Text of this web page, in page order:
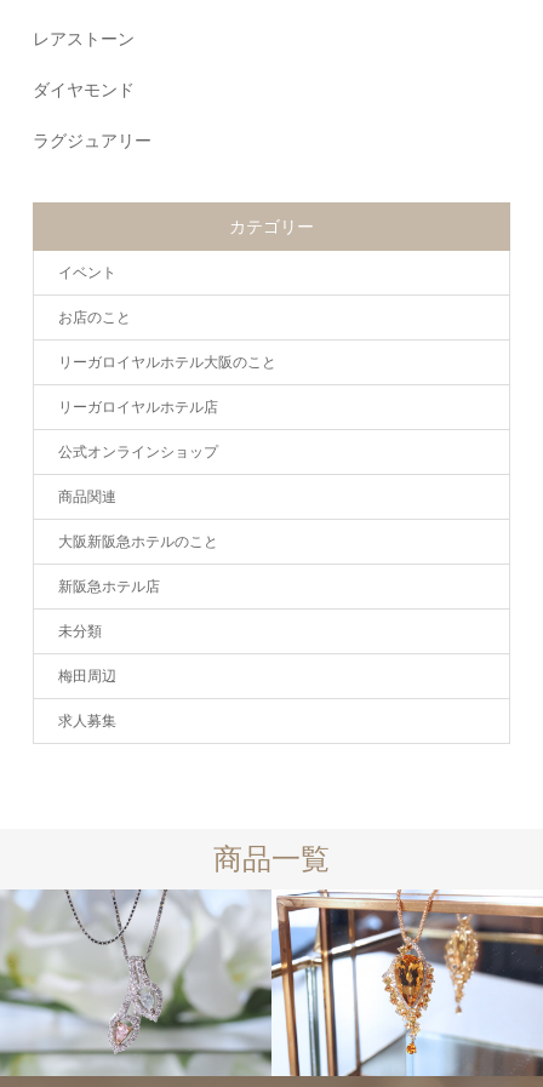
レアストーン
ダイヤモンド
ラグジュアリー
カテゴリー
イベント
お店のこと
リーガロイヤルホテル大阪のこと
リーガロイヤルホテル店
公式オンラインショップ
商品関連
大阪新阪急ホテルのこと
新阪急ホテル店
未分類
梅田周辺
求人募集
商品一覧